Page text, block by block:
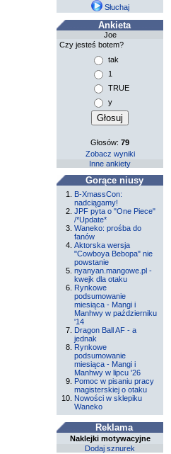
Słuchaj
Ankieta
Joe
Czy jesteś botem?
tak
1
TRUE
y
Głosów:79
Zobacz wyniki
Inne ankiety
Gorące niusy
B-XmassCon:
nadciągamy!
JPF pyta o "One Piece"
/*Update*
Waneko: prośba do
fanów
Aktorska wersja
"Cowboya Bebopa" nie
powstanie
nyanyan.mangowe.pl -
kwejk dla otaku
Rynkowe
podsumowanie
miesiąca - Mangi i
Manhwy w październiku
'14
Dragon Ball AF - a
jednak
Rynkowe
podsumowanie
miesiąca - Mangi i
Manhwy w lipcu '26
Pomoc w pisaniu pracy
magisterskiej o otaku
Nowości w sklepiku
Waneko
Reklama
Naklejki motywacyjne
Dodaj sznurek